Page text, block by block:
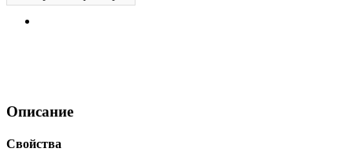
Описание
Свойства